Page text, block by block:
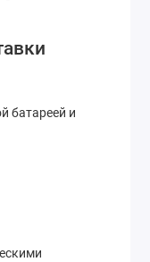
батареей и